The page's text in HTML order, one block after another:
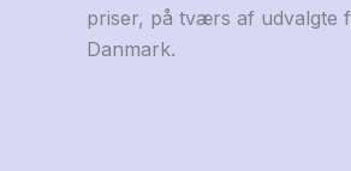
priser, på tværs af udvalgte
Danmark.